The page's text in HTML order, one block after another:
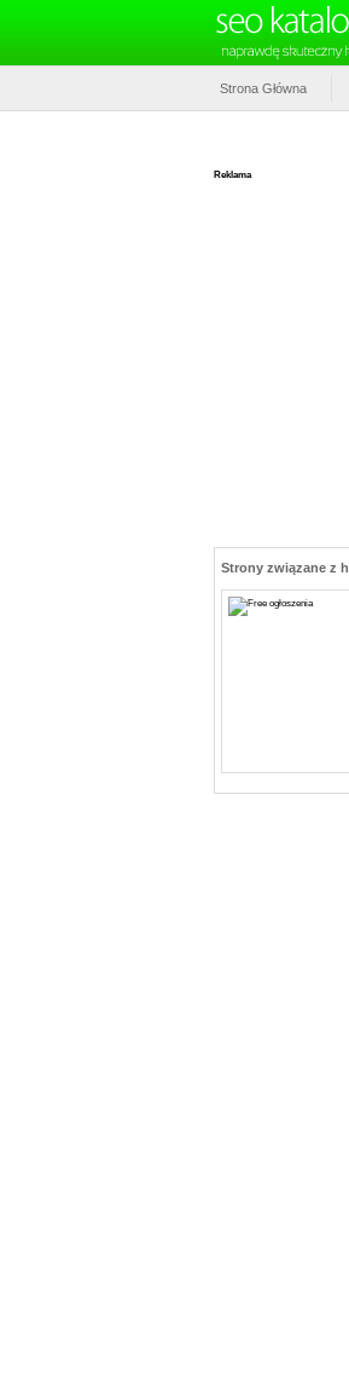
Strona Główna
Reklama
Strony związane z